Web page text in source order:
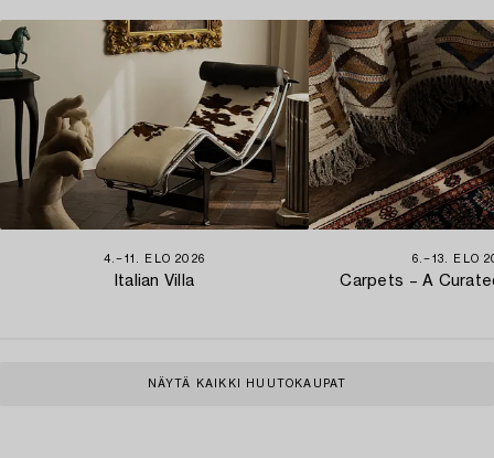
4.−11. ELO 2026
Italian Villa
6.−13. ELO
Carpets – A
NÄYTÄ KAIKKI HUUTOKAUPAT